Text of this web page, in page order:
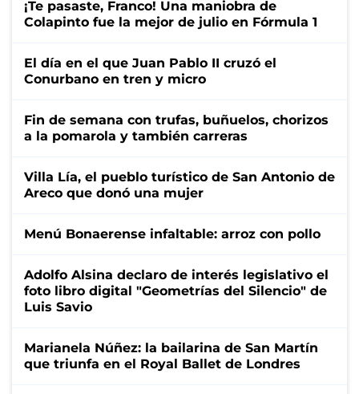
¡Te pasaste, Franco! Una maniobra de
Colapinto fue la mejor de julio en Fórmula 1
El día en el que Juan Pablo II cruzó el
Conurbano en tren y micro
Fin de semana con trufas, buñuelos, chorizos
a la pomarola y también carreras
Villa Lía, el pueblo turístico de San Antonio de
Areco que donó una mujer
Menú Bonaerense infaltable: arroz con pollo
Adolfo Alsina declaro de interés legislativo el
foto libro digital "Geometrías del Silencio" de
Luis Savio
Marianela Núñez: la bailarina de San Martín
que triunfa en el Royal Ballet de Londres